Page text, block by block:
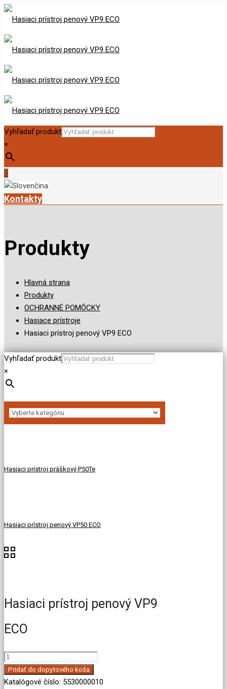
Vyhľadať produkt
×
0
Kontakty
Produkty
Hlavná strana
Produkty
OCHRANNÉ POMÔCKY
Hasiace prístroje
Hasiaci prístroj penový VP9 ECO
Vyhľadať produkt
×
Hasiaci prístroj práškový P50Te
Hasiaci prístroj penový VP50 ECO
Hasiaci prístroj penový VP9
ECO
množstvo
Hasiaci
prístroj
Pridať do dopytového koša
Katalógové číslo: 5530000010